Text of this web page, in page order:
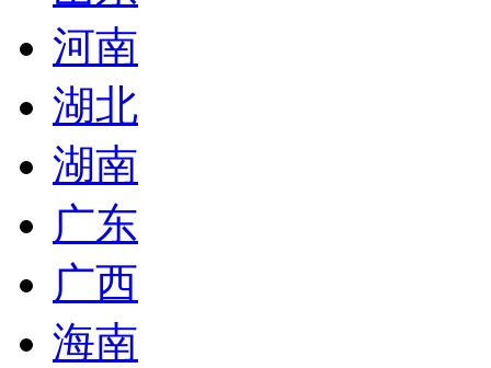
河南
湖北
湖南
广东
广西
海南